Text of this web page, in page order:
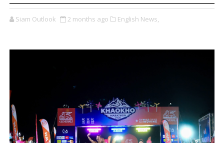
Siam Outlook 2 months ago English News,